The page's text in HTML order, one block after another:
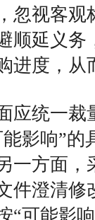
忽视客观
顺延义
进度，从
应统一裁
影响”的
一方面，
件澄清修
“可能影